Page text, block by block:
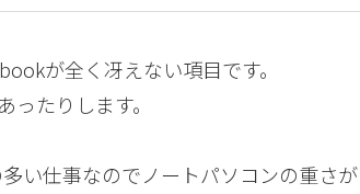
が全く冴えない項目です。
たりします。
い仕事なのでノートパソコンの重さ